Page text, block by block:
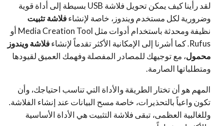
لقد رأينا كيف يمكن تحويل فلاشة USB بسيطة إلى أداة قوية
وضرورية لكل مستخدم ويندوز، خاصة لإنشاءفلاشة تثبيت
نظيفة ومحدثة باستخدام أدوات مثل Media Creation Tool أو
Rufus. كما أشرنا إلى الإمكانية الأكثر تقدماً لإنشاء
فلاشة ويندوز
محمول، مع توجيهك للمصادر المفصلة وفهمك العميق لقيودها
ومتطلباتها الصارمة.
المهم هو أن تختار الطريقة والأداة التي تناسب احتياجك، وأن
تكون واعياً بالتحذيرات، خاصة مسح البيانات عند إنشاء الفلاشة.
وللغالبية العظمى، تبقى فلاشة التثبيت هي الأداة الأساسية